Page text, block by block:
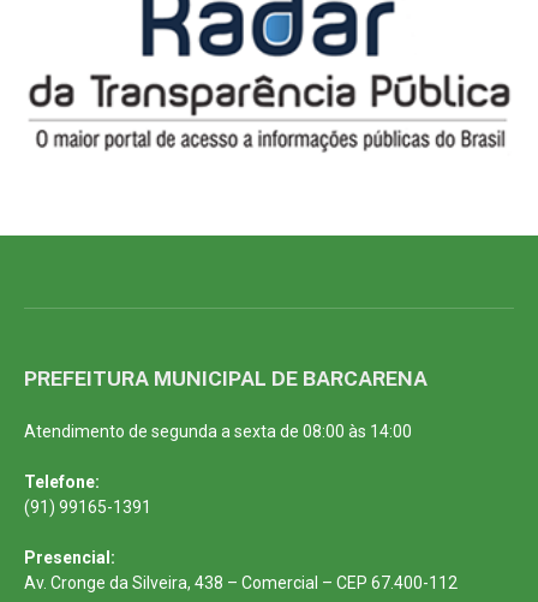
PREFEITURA MUNICIPAL DE BARCARENA
Atendimento de segunda a sexta de 08:00 às 14:00
Telefone:
(91) 99165-1391
Presencial:
Av. Cronge da Silveira, 438 – Comercial – CEP 67.400-112